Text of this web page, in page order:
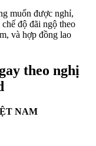
muốn được nghỉ,
độ đãi ngộ theo
và hợp đồng lao
theo nghị
NAM